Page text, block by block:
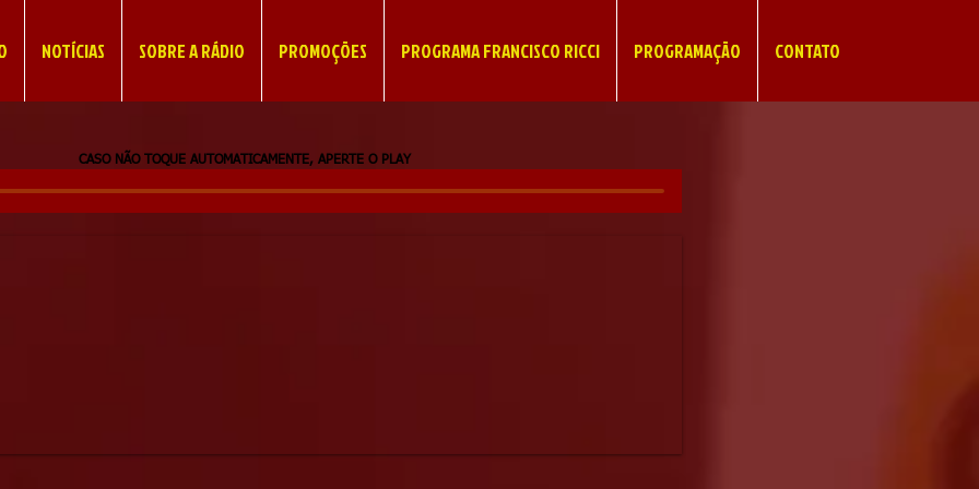
NOTÍCIAS SOBRE A RÁDIO PROMOÇÕES PROGRAMA FRANCISCO RICCI PROGRAMAÇÃO CONTATO
CASO NÃO TOQUE AUTOMATICAMENTE, APERTE O PLAY